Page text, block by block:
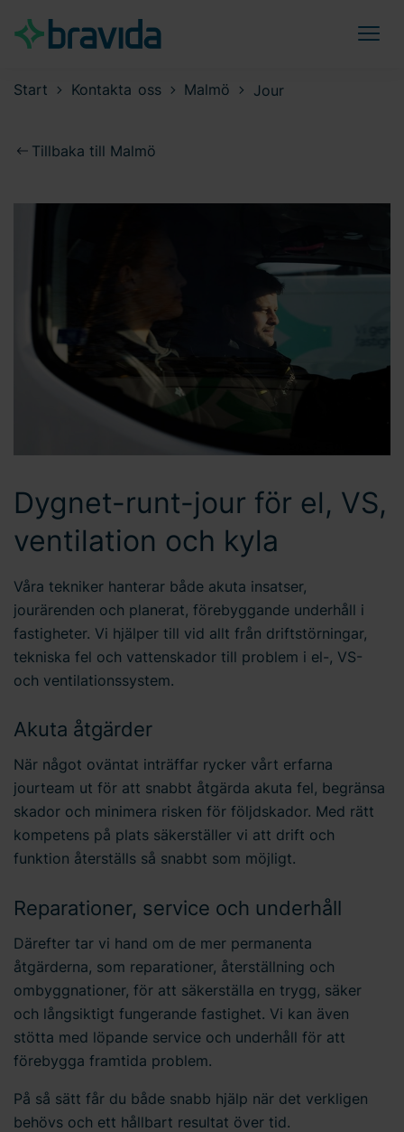
Start Kontakta oss Malmö Jour
Tillbaka till Malmö
Dygnet-runt-jour för el, VS,
ventilation och kyla
Våra tekniker hanterar både akuta insatser,
jourärenden och planerat, förebyggande underhåll i
fastigheter. Vi hjälper till vid allt från driftstörningar,
tekniska fel och vattenskador till problem i el-, VS-
och ventilationssystem.
Akuta åtgärder
När något oväntat inträffar rycker vårt erfarna
jourteam ut för att snabbt åtgärda akuta fel, begränsa
skador och minimera risken för följdskador. Med rätt
kompetens på plats säkerställer vi att drift och
funktion återställs så snabbt som möjligt.
Reparationer, service och underhåll
Därefter tar vi hand om de mer permanenta
åtgärderna, som reparationer, återställning och
ombyggnationer, för att säkerställa en trygg, säker
och långsiktigt fungerande fastighet. Vi kan även
stötta med löpande service och underhåll för att
förebygga framtida problem.
På så sätt får du både snabb hjälp när det verkligen
behövs och ett hållbart resultat över tid.